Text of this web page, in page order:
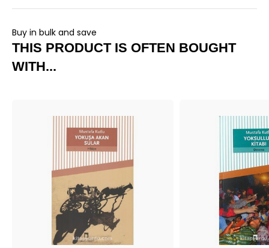
Buy in bulk and save
THIS PRODUCT IS OFTEN BOUGHT
WITH...